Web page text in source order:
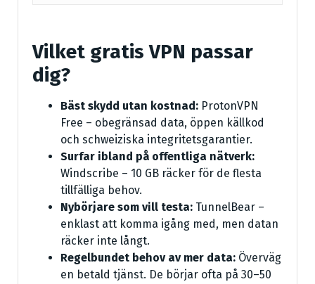
Vilket gratis VPN passar
dig?
Bäst skydd utan kostnad: ProtonVPN
Free – obegränsad data, öppen källkod
och schweiziska integritetsgarantier.
Surfar ibland på offentliga nätverk:
Windscribe – 10 GB räcker för de flesta
tillfälliga behov.
Nybörjare som vill testa: TunnelBear –
enklast att komma igång med, men datan
räcker inte långt.
Regelbundet behov av mer data: Överväg
en betald tjänst. De börjar ofta på 30–50